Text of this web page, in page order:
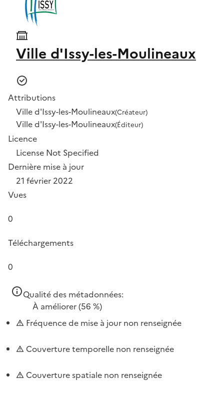
Ville d'Issy-les-Moulineaux
Attributions
Ville d'Issy-les-Moulineaux(Créateur)
Ville d'Issy-les-Moulineaux(Éditeur)
Licence
License Not Specified
Dernière mise à jour
21 février 2022
Vues
0
Téléchargements
0
Qualité des métadonnées:
À améliorer(56 %)
Fréquence de mise à jour non renseignée
Couverture temporelle non renseignée
Couverture spatiale non renseignée